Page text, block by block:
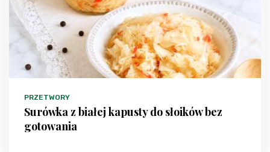
PRZETWORY
Surówka z białej kapusty do słoików bez
gotowania